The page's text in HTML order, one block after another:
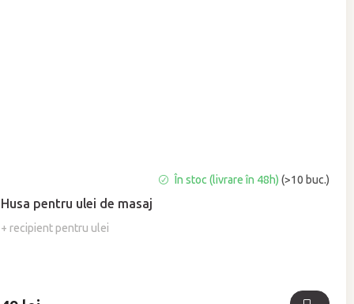
Husa pentru ulei de masaj
+ recipient pentru ulei
a
produsului
În stoc (livrare în 48h)(>10 buc.)